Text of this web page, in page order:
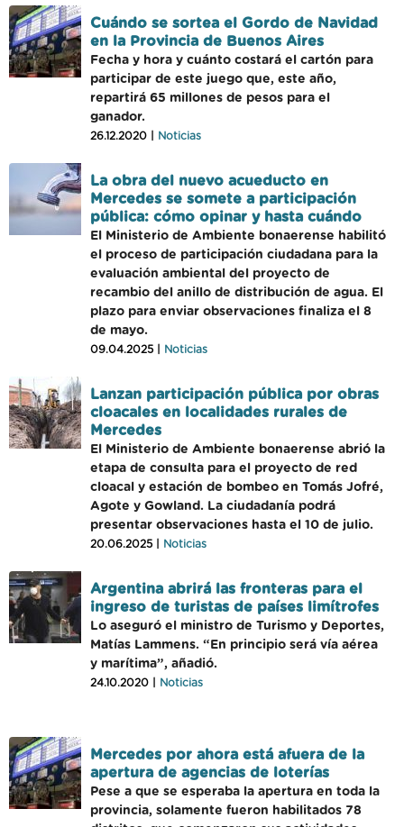
Cuándo se sortea el Gordo de Navidad
en la Provincia de Buenos Aires
Fecha y hora y cuánto costará el cartón para
participar de este juego que, este año,
repartirá 65 millones de pesos para el
ganador.
26.12.2020 | Noticias
La obra del nuevo acueducto en
Mercedes se somete a participación
pública: cómo opinar y hasta cuándo
El Ministerio de Ambiente bonaerense habilitó
el proceso de participación ciudadana para la
evaluación ambiental del proyecto de
recambio del anillo de distribución de agua. El
plazo para enviar observaciones finaliza el 8
de mayo.
09.04.2025 | Noticias
Lanzan participación pública por obras
cloacales en localidades rurales de
Mercedes
El Ministerio de Ambiente bonaerense abrió la
etapa de consulta para el proyecto de red
cloacal y estación de bombeo en Tomás Jofré,
Agote y Gowland. La ciudadanía podrá
presentar observaciones hasta el 10 de julio.
20.06.2025 | Noticias
Argentina abrirá las fronteras para el
ingreso de turistas de países limítrofes
Lo aseguró el ministro de Turismo y Deportes,
Matías Lammens. “En principio será vía aérea
y marítima”, añadió.
24.10.2020 | Noticias
Mercedes por ahora está afuera de la
apertura de agencias de loterías
Pese a que se esperaba la apertura en toda la
provincia, solamente fueron habilitados 78